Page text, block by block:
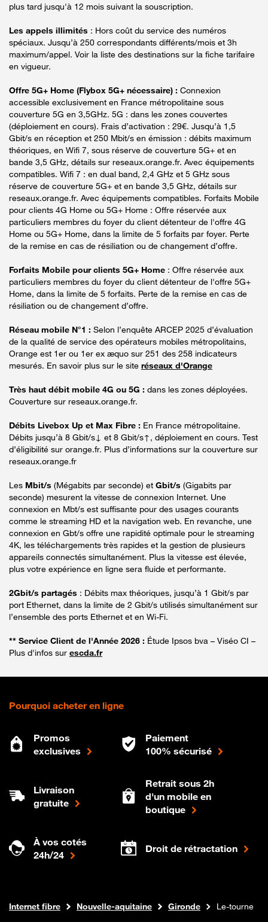
plus tard jusqu'à 12 mois suivant la souscription.
Les appels illimités : Hors coût du service des numéros
spéciaux. Jusqu’à 250 correspondants différents/mois et 3h
maximum/appel. Voir la liste des destinations sur la fiche tarifaire
en vigueur.
Offre 5G+ Home (Flybox 5G+ nécessaire) : Connexion
accessible exclusivement en France métropolitaine sous
couverture 5G en 3,5GHz. 5G : dans les zones couvertes
(déploiement en cours). Frais d’activation : 29€. Jusqu’à 1,5
Gbit/s en réception et 250 Mbit/s en émission : débits maximum
théoriques, en Wifi 7, sous réserve de couverture 5G+ et en
bande 3,5 GHz, détails sur reseaux.orange.fr. Avec équipements
compatibles. Wifi 7 : en dual band, 2,4 GHz et 5 GHz sous
réserve de couverture 5G+ et en bande 3,5 GHz, détails sur
reseaux.orange.fr. Avec équipements compatibles. Forfaits Mobile
pour clients 4G Home ou 5G+ Home : Offre réservée aux
particuliers membres du foyer du client détenteur de l'offre 4G
Home ou 5G+ Home, dans la limite de 5 forfaits par foyer. Perte
de la remise en cas de résiliation ou de changement d’offre.
Forfaits Mobile pour clients 5G+ Home : Offre réservée aux
particuliers membres du foyer du client détenteur de l'offre 5G+
Home, dans la limite de 5 forfaits. Perte de la remise en cas de
résiliation ou de changement d’offre.
Réseau mobile N°1 : Selon l’enquête ARCEP 2025 d’évaluation
de la qualité de service des opérateurs mobiles métropolitains,
Orange est 1er ou 1er ex æquo sur 251 des 258 indicateurs
mesurés. En savoir plus sur le site réseaux d'Orange
Très haut débit mobile 4G ou 5G : dans les zones déployées.
Couverture sur reseaux.orange.fr.
Débits Livebox Up et Max Fibre : En France métropolitaine.
Débits jusqu’à 8 Gbit/s↓ et 8 Gbit/s↑, déploiement en cours. Test
d’éligibilité sur orange.fr. Plus d’informations sur la couverture sur
reseaux.orange.fr
Les Mbit/s (Mégabits par seconde) et Gbit/s (Gigabits par
seconde) mesurent la vitesse de connexion Internet. Une
connexion en Mbt/s est suffisante pour des usages courants
comme le streaming HD et la navigation web. En revanche, une
connexion en Gbt/s offre une rapidité optimale pour le streaming
4K, les téléchargements très rapides et la gestion de plusieurs
appareils connectés simultanément. Plus la vitesse est élevée,
plus votre expérience en ligne sera fluide et performante.
2Gbit/s partagés : Débits max théoriques, jusqu’à 1 Gbit/s par
port Ethernet, dans la limite de 2 Gbit/s utilisés simultanément sur
l’ensemble des ports Ethernet et en Wi-Fi.
** Service Client de l'Année 2026 : Étude Ipsos bva – Viséo CI –
Plus d'infos sur escda.fr
Pourquoi acheter en ligne
Promos
exclusives
Paiement
100% sécurisé
Livraison
gratuite
Retrait sous 2h
d'un mobile en
boutique
À vos cotés
24h/24
Droit de rétractation
Boutique Orange
Internet fibre Nouvelle-aquitaine Gironde Le-tourne